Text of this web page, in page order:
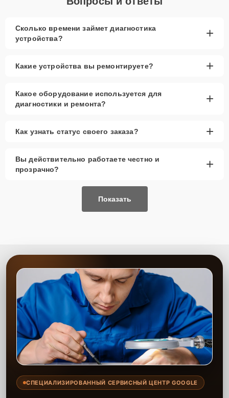
Сколько времени займет диагностика
устройства?
+
Какие устройства вы ремонтируете? +
Какое оборудование используется для
диагностики и ремонта?
+
Как узнать статус своего заказа? +
Вы действительно работаете честно и
прозрачно?
+
Показать
СПЕЦИАЛИЗИРОВАННЫЙ СЕРВИСНЫЙ ЦЕНТР GOOGLE